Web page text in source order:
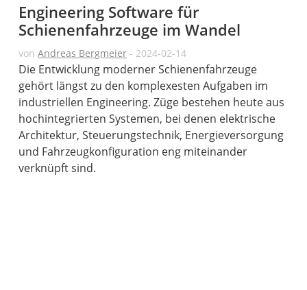
Engineering Software für
Schienenfahrzeuge im Wandel
vonAndreas Bergmeier - 2024-02-14
Die Entwicklung moderner Schienenfahrzeuge
gehört längst zu den komplexesten Aufgaben im
industriellen Engineering. Züge bestehen heute aus
hochintegrierten Systemen, bei denen elektrische
Architektur, Steuerungstechnik, Energieversorgung
und Fahrzeugkonfiguration eng miteinander
verknüpft sind.